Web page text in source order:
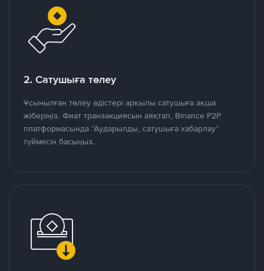
2. Сатушыға төлеу
Ұсынылған төлеу әдістері арқылы сатушыға ақша
жіберіңіз. Фиат транзакциясын аяқтап, Binance P2P
платформасында “Аударылды, сатушыға хабарлау”
түймесін басыңыз.